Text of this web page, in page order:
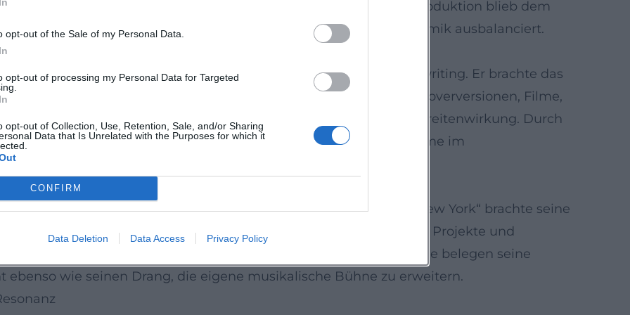
opt-out of the Sale of my Personal Data.
opt-out of processing my Personal Data for Targeted
opt-out of Collection, Use, Retention, Sale, and/or Sharing
Data that Is Unrelated with the Purposes for which it
CONFIRM
Data Deletion Data Access Privacy Policy
die die Vokal-Linie stützen, ohne sie zu erdrücken. Seine Produktion blieb dem
Melodien und eine Mischung, die Wärme, Klarheit und Dynamik ausbalanciert.
Pop
U- und E-Musik, zwischen Schlager und anspruchsvollem Songwriting. Er brachte das
ohne die Leichtigkeit der Popmusik zu verlieren. Zahlreiche Coverversionen, Filme,
in Vereinen, Stadien und Familienfeiern belegen die kulturelle Breitenwirkung. Durch
scharf, mal poetisch – wurde er zu einer moralischen Stimme im
Erinnerungsanker funktionieren.
Das Jukebox-Musical „Ich war noch niemals in New York“ brachte seine
und feierte 2007 in Hamburg umjubelte Premiere. Orchestrale Projekte und
zeigten seine Affinität zur sinfonischen Textur. Diese Grenzgänge belegen seine
wie seinen Drang, die eigene musikalische Bühne zu erweitern.